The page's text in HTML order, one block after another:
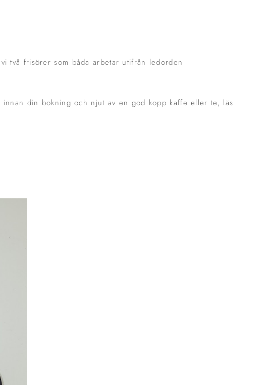
två frisörer som båda arbetar utifrån ledorden
din bokning och njut av en god kopp kaffe eller te, läs